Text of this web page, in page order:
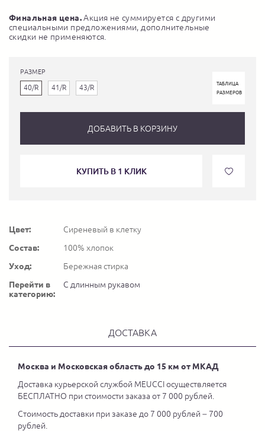
Финальная цена.Акция не суммируется с другими
специальными предложениями, дополнительные
скидки не применяются.
РАЗМЕР
40/R 41/R 43/R
ТАБЛИЦА
РАЗМЕРОВ
ДОБАВИТЬ В КОРЗИНУ
КУПИТЬ В 1 КЛИК
Цвет:
Сиреневый в клетку
Состав:
100% хлопок
Уход:
Бережная стирка
Перейти в
категорию:
С длинным рукавом
ДОСТАВКА
Москва и Московская область до 15 км от МКАД
Доставка курьерской службой MEUCCI осуществляется
БЕСПЛАТНО при стоимости заказа от 7 000 рублей.
Стоимость доставки при заказе до 7 000 рублей – 700
рублей.